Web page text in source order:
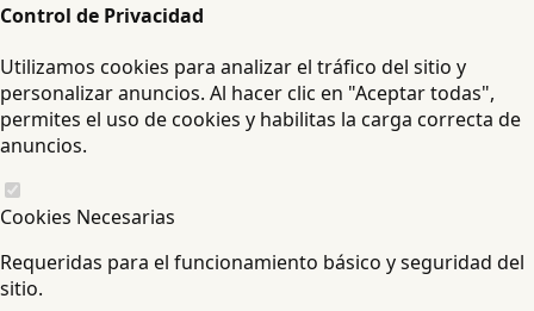
Control de Privacidad
Utilizamos cookies para analizar el tráfico del sitio y
personalizar anuncios. Al hacer clic en "Aceptar todas",
permites el uso de cookies y habilitas la carga correcta de
anuncios.
Cookies Necesarias
Requeridas para el funcionamiento básico y seguridad del
sitio.